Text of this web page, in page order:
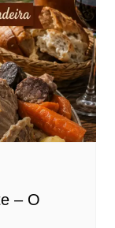
– O